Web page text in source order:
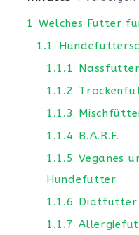
1 Welches Futter
1.1
1.1.1
Nassfutter
1.1.2
1.1.3
1.1.4 B.A.R.F.
1.1.5 Veganes
Hundefutter
1.1.6 Diätfutter
1.1.7